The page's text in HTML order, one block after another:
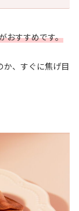
おすすめです。
か、すぐに焦げ目